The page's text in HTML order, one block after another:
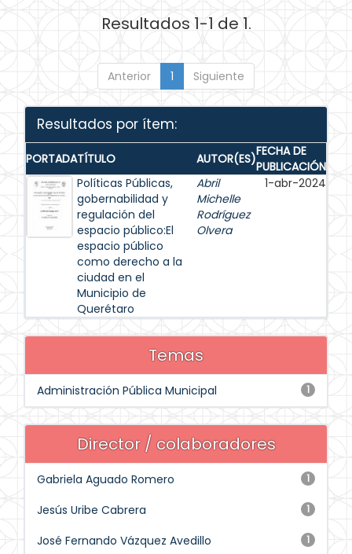
Resultados 1-1 de 1.
Anterior 1 Siguiente
Resultados por ítem:
PORTADATÍTULO AUTOR(ES)FECHA DE
PUBLICACIÓN
Políticas Públicas,
gobernabilidad y
regulación del
espacio público:El
espacio público
como derecho a la
ciudad en el
Municipio de
Querétaro
Abril
Michelle
Rodríguez
Olvera
1-abr-2024
Temas
1
Administración Pública Municipal
Director / colaboradores
1
Gabriela Aguado Romero
1
Jesús Uribe Cabrera
1
José Fernando Vázquez Avedillo